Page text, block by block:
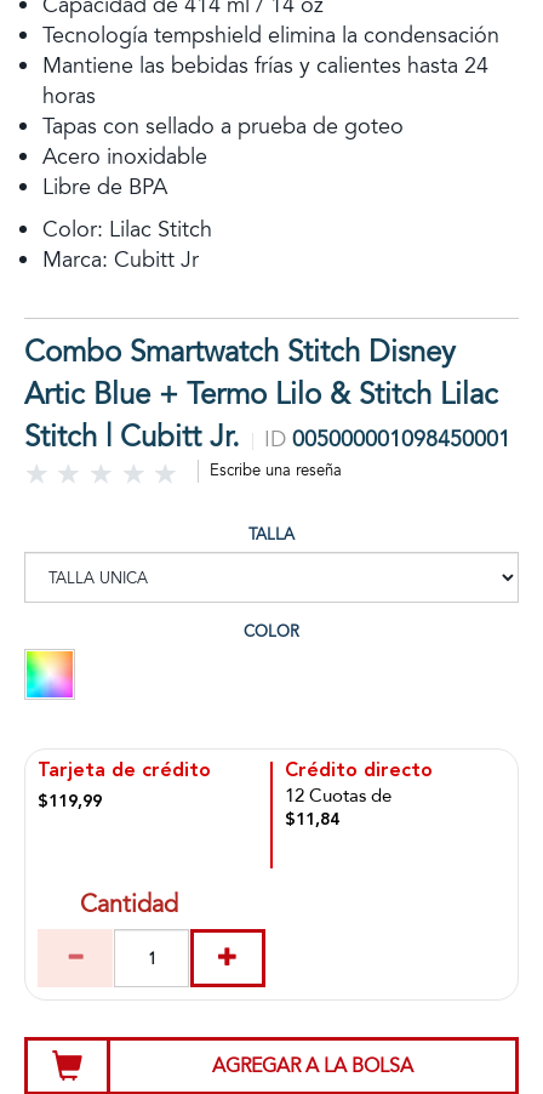
Tecnología tempshield elimina la condensación
Mantiene las bebidas frías y calientes hasta 24
horas
Tapas con sellado a prueba de goteo
Acero inoxidable
Libre de BPA
Color: Lilac Stitch
Marca: Cubitt Jr
Combo Smartwatch Stitch Disney
Artic Blue + Termo Lilo & Stitch Lilac
Stitch | Cubitt Jr.
ID 005000001098450001
Escribe una reseña
TALLA
COLOR
Tarjeta de crédito
$119,99
Crédito directo
12 Cuotas de
$11,84
Cantidad
AGREGAR A LA BOLSA